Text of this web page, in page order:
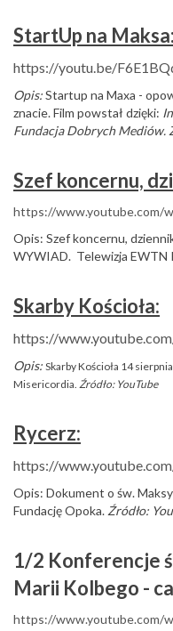
StartUp na Maksa:
https://youtu.be/
Opis:Startup na Maxa -
znacie. Film powstał dzięki:
Fundacja Dobrych Mediów.
Szef koncernu,
https://www.youtube.com/
Opis: Szef koncernu,
WYWIAD. Telewizja EWTN
Skarby Kościoła:
https://
Opis: Skarby Kościoła 14
Misericordia. Źródło: YouTube
Rycerz:
https://
Opis: Dokument o św.
Fundację Opoka. Źródło:
1/2 Konferencje
Marii Kolbego -
https://www.youtube.com/